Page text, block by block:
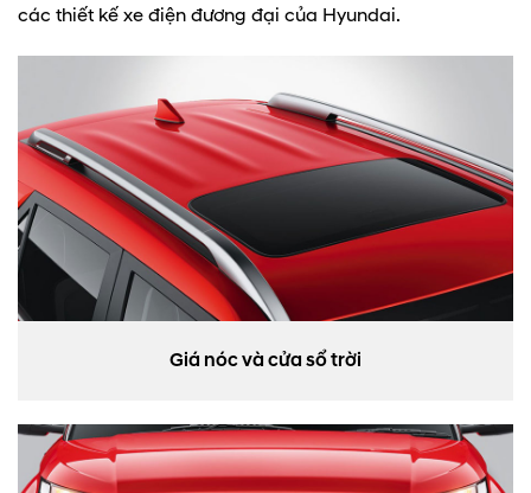
các thiết kế xe điện đương đại của Hyundai.
Giá nóc và cửa sổ trời